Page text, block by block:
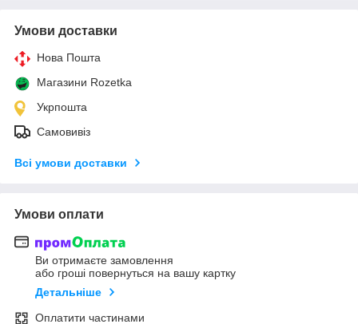
Умови доставки
Нова Пошта
Магазини Rozetka
Укрпошта
Самовивіз
Всі умови доставки
Умови оплати
Ви отримаєте замовлення
або гроші повернуться на вашу картку
Детальніше
Оплатити частинами